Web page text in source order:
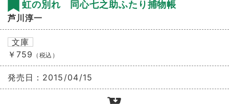
虹の別れ 同心七之助ふたり捕物帳
芦川淳一
文庫
￥759 （税込）
発売日： 2015/04/15